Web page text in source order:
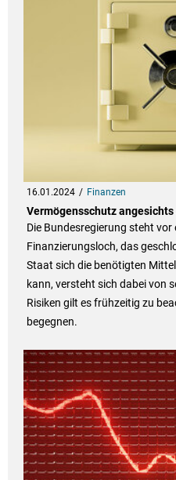
16.01.2024 Finanzen
Vermögensschutz
Die Bundesregierung steht vor
Finanzierungsloch, das
Staat sich die benötigten
kann, versteht sich dabei von
Risiken gilt es frühzeitig zu
begegnen.